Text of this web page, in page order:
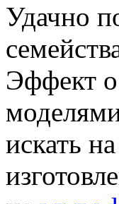
Удачно
Эффект
искать